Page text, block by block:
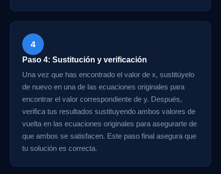
4
Paso 4: Sustitución y verificación
Una vez que has encontrado el valor de x, sustitúyelo
de nuevo en una de las ecuaciones originales para
encontrar el valor correspondiente de y. Después,
verifica tus resultados sustituyendo ambos valores de
vuelta en las ecuaciones originales para asegurarte de
que ambos se satisfacen. Este paso final asegura que
tu solución es correcta.